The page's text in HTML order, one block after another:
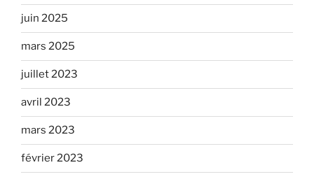
juin 2025
mars 2025
juillet 2023
avril 2023
mars 2023
février 2023